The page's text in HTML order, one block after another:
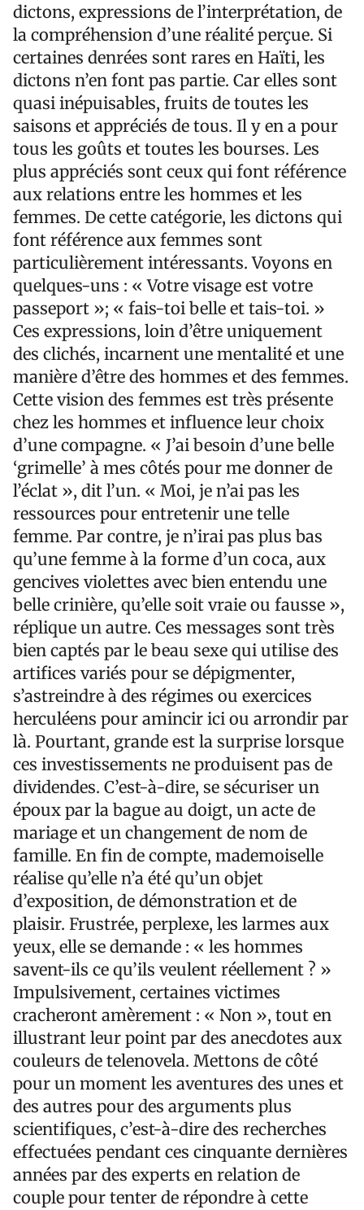
dictons, expressions de l’interprétation, de
la compréhension d’une réalité perçue. Si
certaines denrées sont rares en Haïti, les
dictons n’en font pas partie. Car elles sont
quasi inépuisables, fruits de toutes les
saisons et appréciés de tous. Il y en a pour
tous les goûts et toutes les bourses. Les
plus appréciés sont ceux qui font référence
aux relations entre les hommes et les
femmes. De cette catégorie, les dictons qui
font référence aux femmes sont
particulièrement intéressants. Voyons en
quelques-uns : « Votre visage est votre
passeport »; « fais-toi belle et tais-toi. »
Ces expressions, loin d’être uniquement
des clichés, incarnent une mentalité et une
manière d’être des hommes et des femmes.
Cette vision des femmes est très présente
chez les hommes et influence leur choix
d’une compagne. « J’ai besoin d’une belle
‘grimelle’ à mes côtés pour me donner de
l’éclat », dit l’un. « Moi, je n’ai pas les
ressources pour entretenir une telle
femme. Par contre, je n’irai pas plus bas
qu’une femme à la forme d’un coca, aux
gencives violettes avec bien entendu une
belle crinière, qu’elle soit vraie ou fausse »,
réplique un autre. Ces messages sont très
bien captés par le beau sexe qui utilise des
artifices variés pour se dépigmenter,
s’astreindre à des régimes ou exercices
herculéens pour amincir ici ou arrondir par
là. Pourtant, grande est la surprise lorsque
ces investissements ne produisent pas de
dividendes. C’est-à-dire, se sécuriser un
époux par la bague au doigt, un acte de
mariage et un changement de nom de
famille. En fin de compte, mademoiselle
réalise qu’elle n’a été qu’un objet
d’exposition, de démonstration et de
plaisir. Frustrée, perplexe, les larmes aux
yeux, elle se demande : « les hommes
savent-ils ce qu’ils veulent réellement ? »
Impulsivement, certaines victimes
cracheront amèrement : « Non », tout en
illustrant leur point par des anecdotes aux
couleurs de telenovela. Mettons de côté
pour un moment les aventures des unes et
des autres pour des arguments plus
scientifiques, c’est-à-dire des recherches
effectuées pendant ces cinquante dernières
années par des experts en relation de
couple pour tenter de répondre à cette